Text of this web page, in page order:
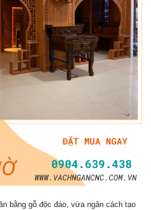
bằng gỗ độc đáo, vừa ngăn cách tạo